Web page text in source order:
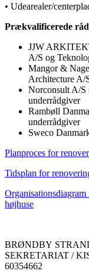
• Udearealer/
Prækvalificerede
JJW
A/S og
Mangor &
Architecture A/
Norconsult A/S
underrådgiver
Rambøll
underrådgiver
Sweco
Planproces for
Tidsplan for
højhuse
BRØNDBY
SEKRETARIAT /
60354662